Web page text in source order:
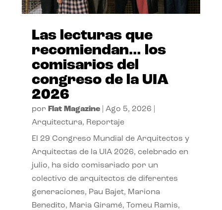
Las lecturas que
recomiendan… los
comisarios del
congreso de la UIA
2026
por Flat Magazine| Ago 5, 2026
Arquitectura, Reportaje
El 29 Congreso Mundial de Arquitectos y
Arquitectas de la UIA 2026, celebrado en
julio, ha sido comisariado por un
colectivo de arquitectos de diferentes
generaciones, Pau Bajet, Mariona
Benedito, Maria Giramé, Tomeu Ramis,